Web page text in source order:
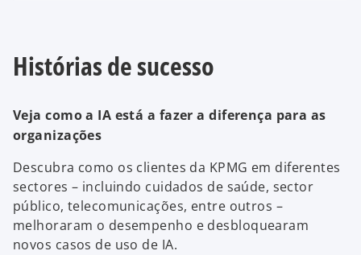
a
y
Histórias de sucesso
Veja como a IA está a fazer a diferença para as
organizações
Descubra como os clientes da KPMG em diferentes
sectores – incluindo cuidados de saúde, sector
público, telecomunicações, entre outros –
melhoraram o desempenho e desbloquearam
novos casos de uso de IA.